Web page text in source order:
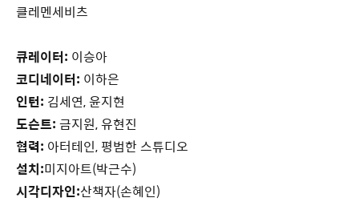
클레멘세비츠
큐레이터: 이승아
코디네이터: 이하은
인턴: 김세연, 윤지현
도슨트:금지원, 유현진
협력: 아터테인, 평범한 스튜디오
설치:미지아트(박근수)
시각디자인:산책자(손혜인)